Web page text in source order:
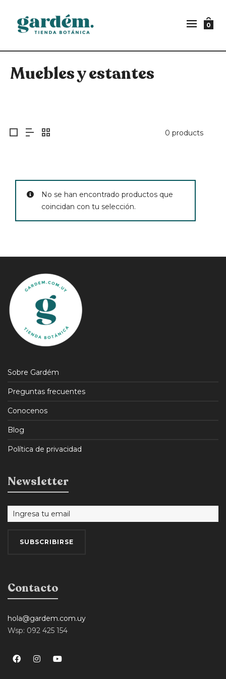
0
Muebles y estantes
0 products
No se han encontrado productos que
coincidan con tu selección.
Sobre Gardém
Preguntas frecuentes
Conocenos
Blog
Política de privacidad
Newsletter
Contacto
hola@gardem.com.uy
Wsp: 092 425 154